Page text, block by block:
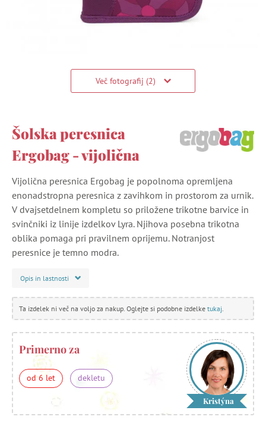
Več fotografij (2)
Šolska peresnica
Ergobag - vijolična
Vijolična peresnica Ergobag je popolnoma opremljena
enonadstropna peresnica z zavihkom in prostorom za urnik.
V dvajsetdelnem kompletu so priložene trikotne barvice in
svinčniki iz linije izdelkov Lyra. Njihova posebna trikotna
oblika pomaga pri pravilnem oprijemu. Notranjost
peresnice je temno modra.
Opis in lastnosti
Ta izdelek ni več na voljo za nakup. Oglejte si podobne izdelke tukaj
Primerno za
od 6 let dekletu
Kristýna